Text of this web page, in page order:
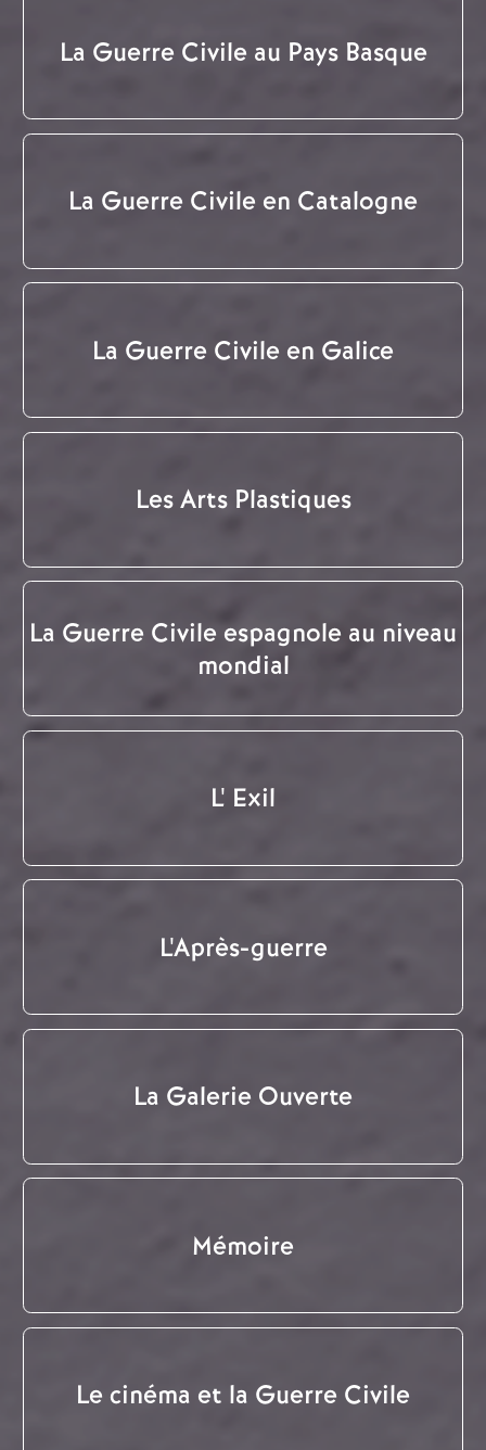
La Guerre Civile au Pays Basque
La Guerre Civile en Catalogne
La Guerre Civile en Galice
Les Arts Plastiques
La Guerre Civile espagnole au niveau
mondial
L' Exil
L'Après-guerre
La Galerie Ouverte
Mémoire
Le cinéma et la Guerre Civile